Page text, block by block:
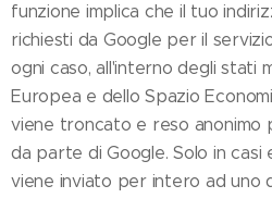
funzione implica che il tuo
richiesti da Google per il
ogni caso, all'interno degli stati
Europea e dello Spazio
viene troncato e reso anonimo
da parte di Google. Solo in casi
viene inviato per intero ad uno